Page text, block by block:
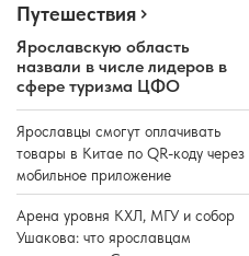
Путешествия
Ярославскую область
назвали в числе лидеров в
сфере туризма ЦФО
Ярославцы смогут оплачивать
товары в Китае по QR-коду через
мобильное приложение
Арена уровня КХЛ, МГУ и собор
Ушакова: что ярославцам